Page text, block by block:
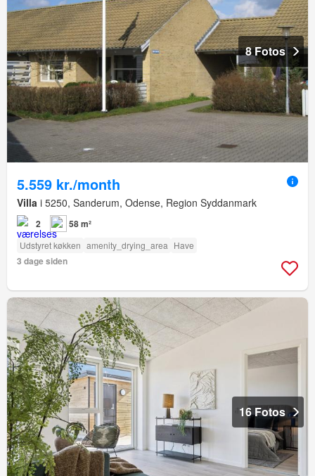
8 Fotos
5.559 kr./month
Villa i 5250, Sanderum, Odense, Region Syddanmark
2 58 m²
Udstyret køkken amenity_drying_area Have
3 dage siden
16 Fotos